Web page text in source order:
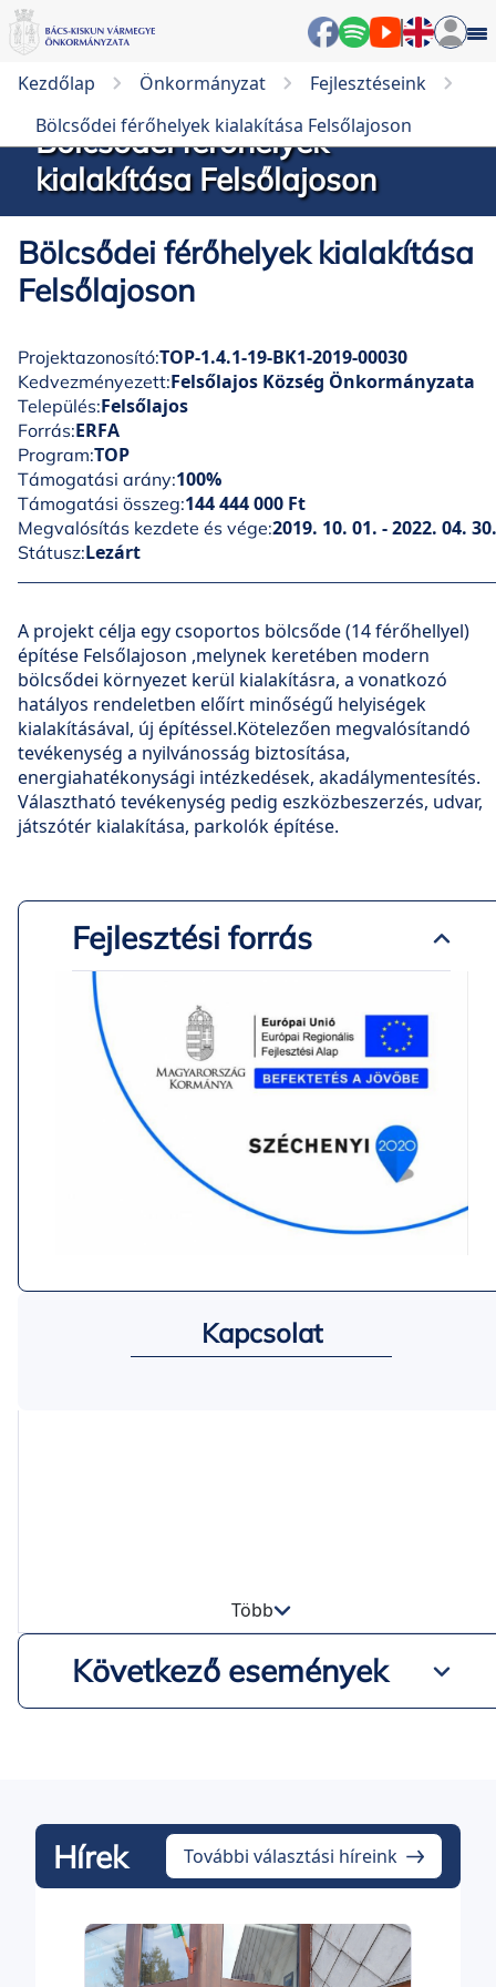
Kezdőlap Önkormányzat
Fejlesztéseink
Bölcsődei férőhelyek kialakítása Felsőlajoson
Bölcsődei férőhelyek
kialakítása Felsőlajoson
Bölcsődei férőhelyek kialakítása
Felsőlajoson
Projektazonosító:TOP-1.4.1-19-BK1-2019-00030
Kedvezményezett:Felsőlajos Község Önkormányzata
Település:Felsőlajos
Forrás:ERFA
Program:TOP
Támogatási arány:100%
Támogatási összeg:144 444 000 Ft
Megvalósítás kezdete és vége:2019. 10. 01. - 2022. 04. 30.
Státusz:Lezárt
A projekt célja egy csoportos bölcsőde (14 férőhellyel)
építése Felsőlajoson ,melynek keretében modern
bölcsődei környezet kerül kialakításra, a vonatkozó
hatályos rendeletben előírt minőségű helyiségek
kialakításával, új építéssel.Kötelezően megvalósítandó
tevékenység a nyilvánosság biztosítása,
energiahatékonysági intézkedések, akadálymentesítés.
Választható tevékenység pedig eszközbeszerzés, udvar,
játszótér kialakítása, parkolók építése.
Fejlesztési forrás
Kapcsolat
Több
Következő események
Hírek További választási híreink